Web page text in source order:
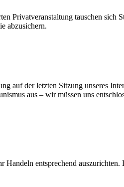
Privatveranstaltung tauschen sich
abzusichern.
auf der letzten Sitzung unseres
aus – wir müssen uns
Handeln entsprechend